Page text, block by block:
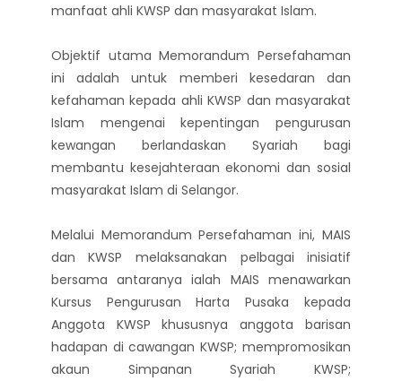
manfaat ahli KWSP dan masyarakat Islam.
Objektif utama Memorandum Persefahaman
ini adalah untuk memberi kesedaran dan
kefahaman kepada ahli KWSP dan masyarakat
Islam mengenai kepentingan pengurusan
kewangan berlandaskan Syariah bagi
membantu kesejahteraan ekonomi dan sosial
masyarakat Islam di Selangor.
Melalui Memorandum Persefahaman ini, MAIS
dan KWSP melaksanakan pelbagai inisiatif
bersama antaranya ialah MAIS menawarkan
Kursus Pengurusan Harta Pusaka kepada
Anggota KWSP khususnya anggota barisan
hadapan di cawangan KWSP; mempromosikan
akaun Simpanan Syariah KWSP;